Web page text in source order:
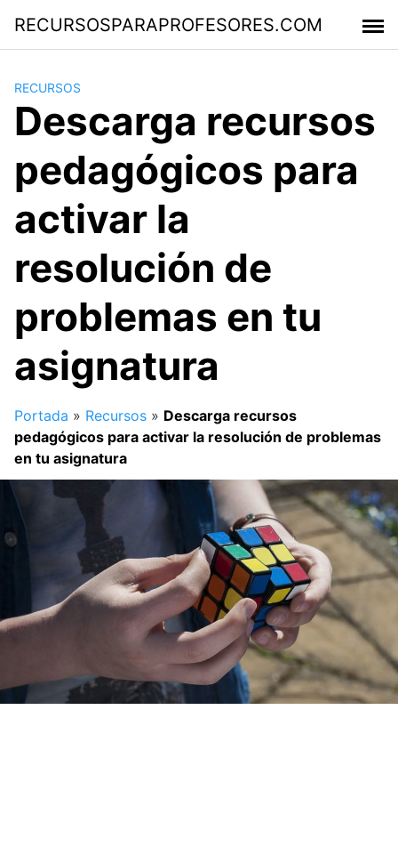
contenido
RECURSOSPARAPROFESORES.COM
RECURSOS
Descarga recursos
pedagógicos para
activar la
resolución de
problemas en tu
asignatura
Portada » Recursos » Descarga recursos
pedagógicos para activar la resolución de problemas
en tu asignatura